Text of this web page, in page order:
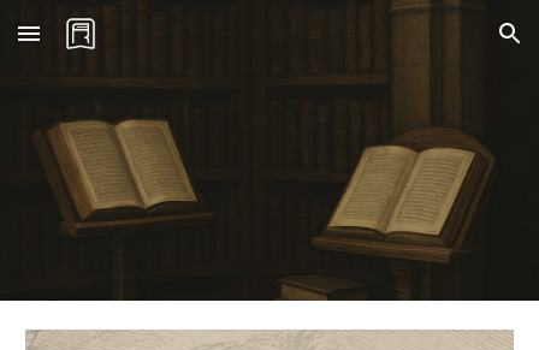
Skip to main content Skip to navigation